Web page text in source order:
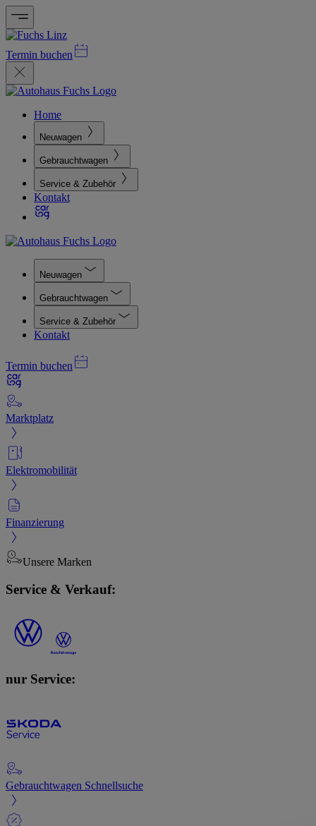
Termin buchen
Home
Neuwagen
Gebrauchtwagen
Service & Zubehör
Kontakt
Neuwagen
Gebrauchtwagen
Service & Zubehör
Kontakt
Termin buchen
Marktplatz
Elektromobilität
Finanzierung
Unsere Marken
Service & Verkauf:
nur Service:
Gebrauchtwagen Schnellsuche